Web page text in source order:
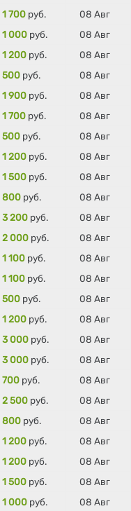
1 700 руб.
08 Авг
1 000 руб.
08 Авг
1 200 руб.
08 Авг
500 руб.
08 Авг
1 900 руб.
08 Авг
1 700 руб.
08 Авг
500 руб.
08 Авг
1 200 руб.
08 Авг
1 500 руб.
08 Авг
800 руб.
08 Авг
3 200 руб.
08 Авг
2 000 руб.
08 Авг
1 100 руб.
08 Авг
1 100 руб.
08 Авг
500 руб.
08 Авг
1 200 руб.
08 Авг
3 000 руб.
08 Авг
3 000 руб.
08 Авг
700 руб.
08 Авг
2 500 руб.
08 Авг
800 руб.
08 Авг
1 200 руб.
08 Авг
1 200 руб.
08 Авг
1 500 руб.
08 Авг
1 000 руб.
08 Авг